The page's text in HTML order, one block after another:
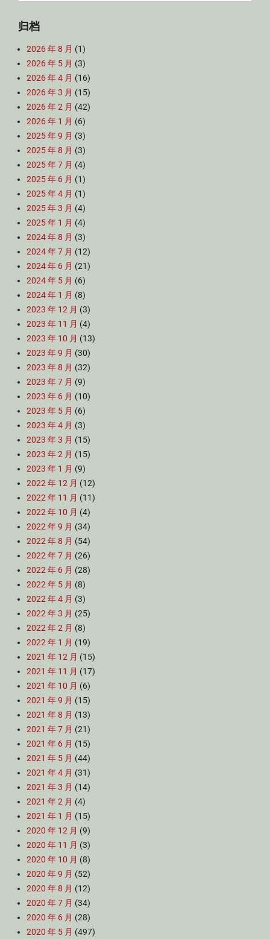
归档
2026 年 8 月 (1)
2026 年 5 月 (3)
2026 年 4 月 (16)
2026 年 3 月 (15)
2026 年 2 月 (42)
2026 年 1 月 (6)
2025 年 9 月 (3)
2025 年 8 月 (3)
2025 年 7 月 (4)
2025 年 6 月 (1)
2025 年 4 月 (1)
2025 年 3 月 (4)
2025 年 1 月 (4)
2024 年 8 月 (3)
2024 年 7 月 (12)
2024 年 6 月 (21)
2024 年 5 月 (6)
2024 年 1 月 (8)
2023 年 12 月 (3)
2023 年 11 月 (4)
2023 年 10 月 (13)
2023 年 9 月 (30)
2023 年 8 月 (32)
2023 年 7 月 (9)
2023 年 6 月 (10)
2023 年 5 月 (6)
2023 年 4 月 (3)
2023 年 3 月 (15)
2023 年 2 月 (15)
2023 年 1 月 (9)
2022 年 12 月 (12)
2022 年 11 月 (11)
2022 年 10 月 (4)
2022 年 9 月 (34)
2022 年 8 月 (54)
2022 年 7 月 (26)
2022 年 6 月 (28)
2022 年 5 月 (8)
2022 年 4 月 (3)
2022 年 3 月 (25)
2022 年 2 月 (8)
2022 年 1 月 (19)
2021 年 12 月 (15)
2021 年 11 月 (17)
2021 年 10 月 (6)
2021 年 9 月 (15)
2021 年 8 月 (13)
2021 年 7 月 (21)
2021 年 6 月 (15)
2021 年 5 月 (44)
2021 年 4 月 (31)
2021 年 3 月 (14)
2021 年 2 月 (4)
2021 年 1 月 (15)
2020 年 12 月 (9)
2020 年 11 月 (3)
2020 年 10 月 (8)
2020 年 9 月 (52)
2020 年 8 月 (12)
2020 年 7 月 (34)
2020 年 6 月 (28)
2020 年 5 月 (497)